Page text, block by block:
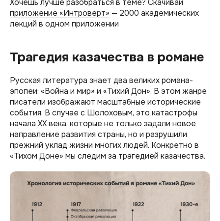
приложение «Интроверт» — 2000 академических
лекций в одном приложении
Трагедия казачества в романе
Русская литература знает два великих романа-
эпопеи: «Война и мир» и «Тихий Дон». В этом жанре
писатели изображают масштабные исторические
события. В случае с Шолоховым, это катастрофы
начала XX века, которые не только задали новое
направление развития страны, но и разрушили
прежний уклад жизни многих людей. Конкретно в
«Тихом Доне» мы следим за трагедией казачества.